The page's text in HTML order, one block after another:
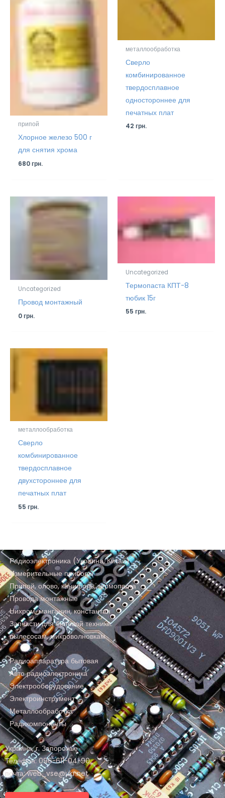
припой
Хлорное железо 500 г
для снятия хрома
680грн.
металлообработка
Сверло
комбинированное
твердосплавное
одностороннее для
печатных плат
42грн.
Uncategorized
Провод монтажный
0грн.
Uncategorized
Термопаста КПТ-8
тюбик 15г
55грн.
металлообработка
Сверло
комбинированное
твердосплавное
двухстороннее для
печатных плат
55грн.
Радиоэлектроника (Украина, Китай)
Измерительные приборы
Припой, олово, канифоль, термопаста
Провода монтажные
Нихром, манганин, константан
Запчасти для бытовой техники:
пылесосам, микроволновкам
Радиоаппаратура бытовая
Авто радиоэлектроника
Электрооборудование
Электроинструмент
Металлообработка
Радикомпоненты
Украина, г. Запорожье
Телефон: 096-611-04-90
почта: web_vse@ukr.net